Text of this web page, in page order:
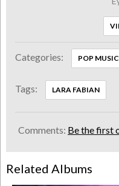
Categories: POP MUSIC
Tags: LARA FABIAN
Comments: Be the first
Related Albums